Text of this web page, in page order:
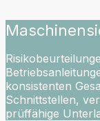
konsistenten
Schnittstellen,
prüffähige